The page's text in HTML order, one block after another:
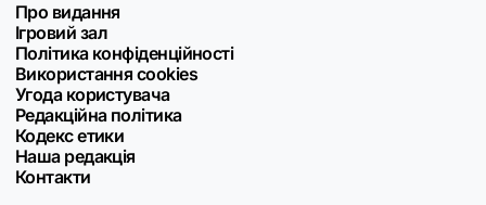
Про видання
Ігровий зал
Політика конфіденційності
Використання cookies
Угода користувача
Редакційна політика
Кодекс етики
Наша редакція
Контакти